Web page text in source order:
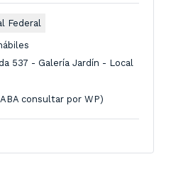
Federal
537 - Galería Jardín - Local
consultar por WP)